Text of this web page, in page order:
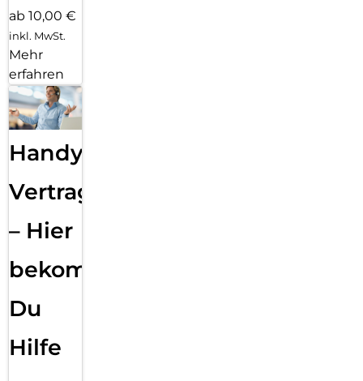
ab 10,00 €
inkl. MwSt.
Mehr
erfahren
Handy
Vertragsabwicklung
– Hier
bekommst
Du
Hilfe